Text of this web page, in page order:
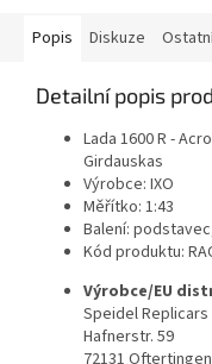
Popis Diskuze
Detailní popis
Lada 1600 R -
Girdauskas
Výrobce: IXO
Měřítko: 1:43
Balení:
Kód produktu:
Výrobce/EU
Speidel Replicars
Hafnerstr. 59
72131